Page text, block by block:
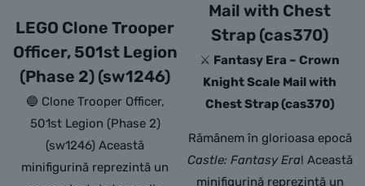
LEGO Clone Trooper
Officer, 501st Legion
(Phase 2) (sw1246)
🔵 Clone Trooper Officer,
501st Legion (Phase 2)
(sw1246) Această
minifigurină reprezintă un
Mail with Chest
Strap (cas370)
⚔️ Fantasy Era – Crown
Knight Scale Mail with
Chest Strap (cas370)
Rămânem în glorioasa epocă
Castle: Fantasy Era! Această
minifigurină reprezintă un